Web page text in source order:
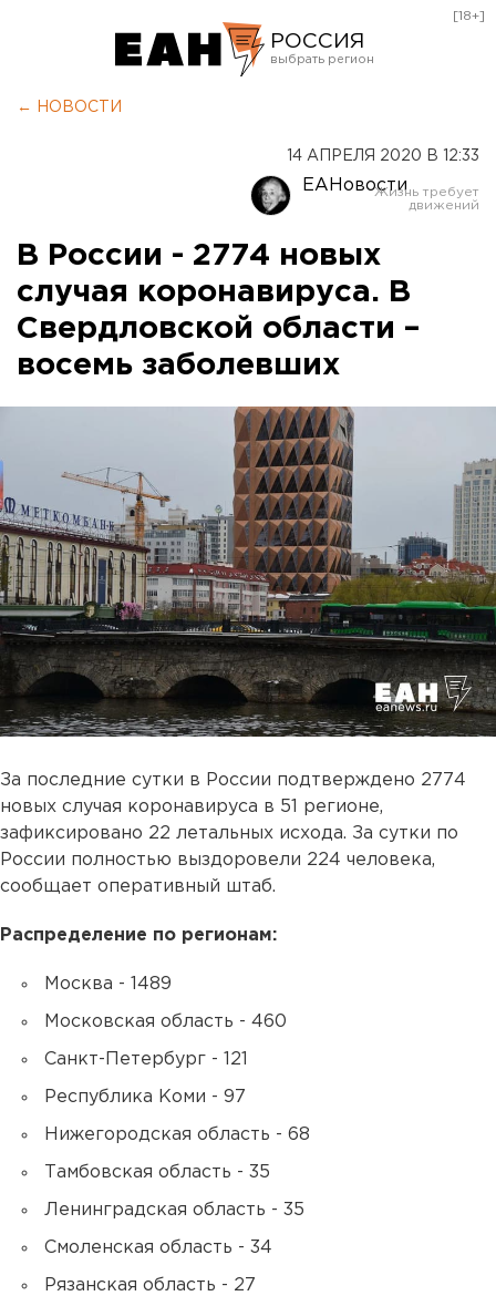
РОССИЯ
Оренбург
[18+]
← НОВОСТИ
14 АПРЕЛЯ 2020 В 12:33
ЕАНовости
В России - 2774 новых
случая коронавируса. В
Свердловской области –
восемь заболевших
За последние сутки в России подтверждено 2774
новых случая коронавируса в 51 регионе,
зафиксировано 22 летальных исхода. За сутки по
России полностью выздоровели 224 человека,
сообщает оперативный штаб.
Распределение по регионам:
Москва - 1489
Московская область - 460
Санкт-Петербург - 121
Республика Коми - 97
Нижегородская область - 68
Тамбовская область - 35
Ленинградская область - 35
Смоленская область - 34
Рязанская область - 27